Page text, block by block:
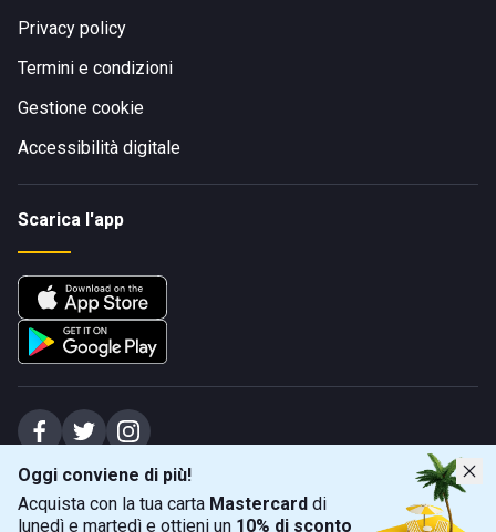
Oggi conviene di più!
Acquista con la tua carta Mastercard di
lunedì e martedì e ottieni un 10% di sconto
Privacy policy
Termini e condizioni
Gestione cookie
Accessibilità digitale
Scarica l'app
Spiagge Srl - Sede legale: Via Marecchiese 48, 47923 Rimini (RN), IT -
capitale sociale Euro 31245,57 - Iscritta al registro delle imprese di Rimini
Sede operativa: Via Flaminia 180, 47924 Rimini (RN), IT
+39 0541 772375